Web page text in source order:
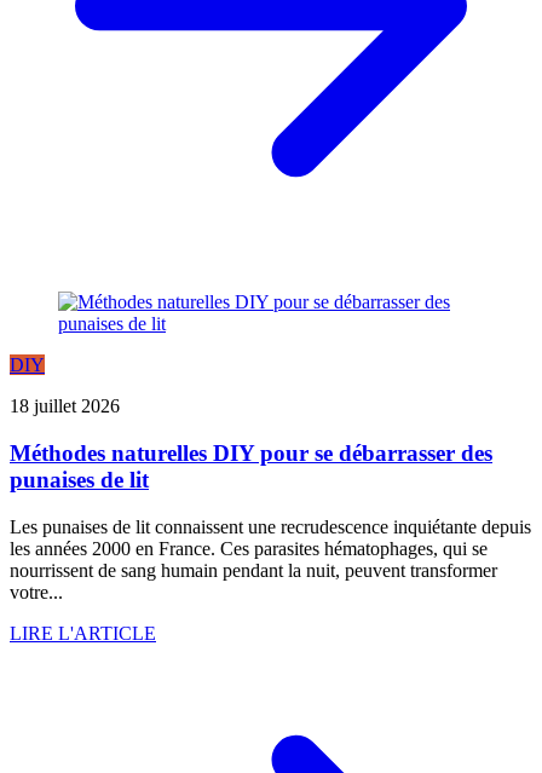
DIY
18 juillet 2026
Méthodes naturelles DIY pour se débarrasser des
punaises de lit
Les punaises de lit connaissent une recrudescence inquiétante depuis
les années 2000 en France. Ces parasites hématophages, qui se
nourrissent de sang humain pendant la nuit, peuvent transformer
votre...
LIRE L'ARTICLE